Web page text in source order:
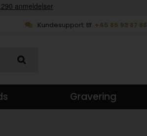
Kundesupport: tlf. +45 86 93 87 88
Gravering